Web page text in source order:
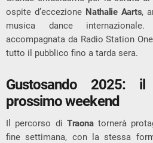
ospite d’eccezione Nathalie Aarts,
musica dance
accompagnata da Radio Station
tutto il pubblico fino a tarda sera.
Gustosando 2025:
prossimo weekend
Il percorso diTraonatornerà
fine settimana, con la stessa